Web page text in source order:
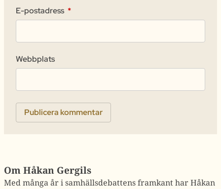
E-postadress *
Webbplats
Om Håkan Gergils
Med många år i samhällsdebattens framkant har Håkan